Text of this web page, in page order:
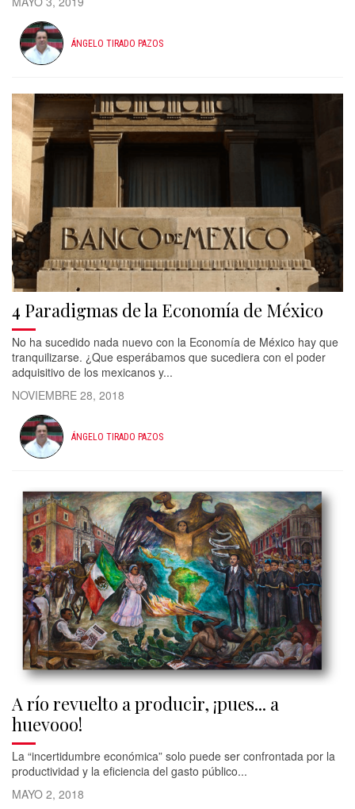
ÁNGELO TIRADO PAZOS
4 Paradigmas de la Economía de México
No ha sucedido nada nuevo con la Economía de México hay que
tranquilizarse. ¿Que esperábamos que sucediera con el poder
adquisitivo de los mexicanos y...
NOVIEMBRE 28, 2018
ÁNGELO TIRADO PAZOS
A río revuelto a producir, ¡pues... a
huevooo!
La “incertidumbre económica” solo puede ser confrontada por la
productividad y la eficiencia del gasto público...
MAYO 2, 2018